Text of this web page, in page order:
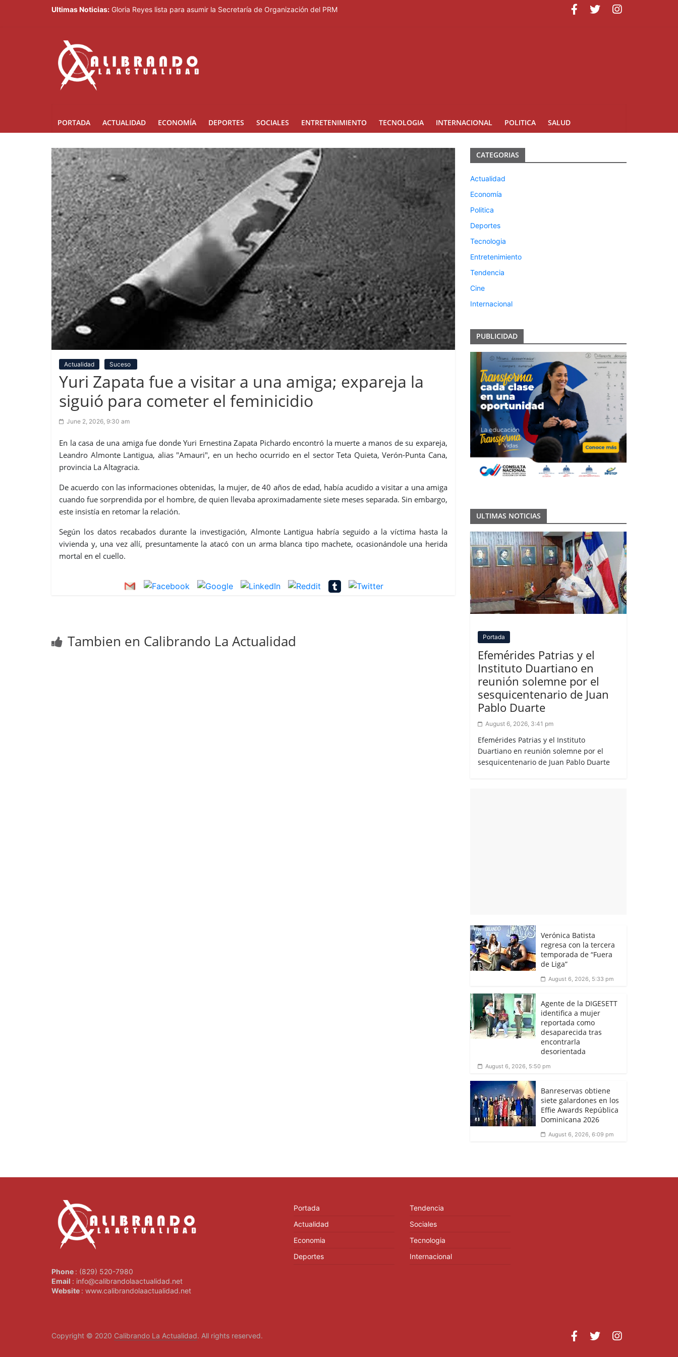
Ultimas Noticias: Banreservas obtiene siete galardones en los Effie Awards República Dominicana 2026
Gloria Reyes lista para asumir la Secretaría de Organización del PRM
PORTADA ACTUALIDAD ECONOMÍA DEPORTES SOCIALES ENTRETENIMIENTO TECNOLOGIA INTERNACIONAL POLITICA SALUD
Actualidad Suceso
Yuri Zapata fue a visitar a una amiga; expareja la
siguió para cometer el feminicidio
June 2, 2026, 9:30 am
En la casa de una amiga fue donde Yuri Ernestina Zapata Pichardo encontró la muerte a manos de su expareja,
Leandro Almonte Lantigua, alias "Amauri", en un hecho ocurrido en el sector Teta Quieta, Verón-Punta Cana,
provincia La Altagracia.
De acuerdo con las informaciones obtenidas, la mujer, de 40 años de edad, había acudido a visitar a una amiga
cuando fue sorprendida por el hombre, de quien llevaba aproximadamente siete meses separada. Sin embargo,
este insistía en retomar la relación.
Según los datos recabados durante la investigación, Almonte Lantigua habría seguido a la víctima hasta la
vivienda y, una vez allí, presuntamente la atacó con un arma blanca tipo machete, ocasionándole una herida
mortal en el cuello.
Tambien en Calibrando La Actualidad
CATEGORIAS
Actualidad
Economía
Politica
Deportes
Tecnologia
Entretenimiento
Tendencia
Cine
Internacional
PUBLICIDAD
ULTIMAS NOTICIAS
Portada
Efemérides Patrias y el
Instituto Duartiano en
reunión solemne por el
sesquicentenario de Juan
Pablo Duarte
August 6, 2026, 3:41 pm
Efemérides Patrias y el Instituto
Duartiano en reunión solemne por el
sesquicentenario de Juan Pablo Duarte
Verónica Batista
regresa con la tercera
temporada de “Fuera
de Liga”
August 6, 2026, 5:33 pm
Agente de la DIGESETT
identifica a mujer
reportada como
desaparecida tras
encontrarla
desorientada
August 6, 2026, 5:50 pm
Banreservas obtiene
siete galardones en los
Effie Awards República
Dominicana 2026
August 6, 2026, 6:09 pm
Phone : (829) 520-7980
Email : info@calibrandolaactualidad.net
Website : www.calibrandolaactualidad.net
Portada
Actualidad
Economia
Deportes
Tendencia
Sociales
Tecnologia
Internacional
Copyright © 2020 Calibrando La Actualidad. All rights reserved.